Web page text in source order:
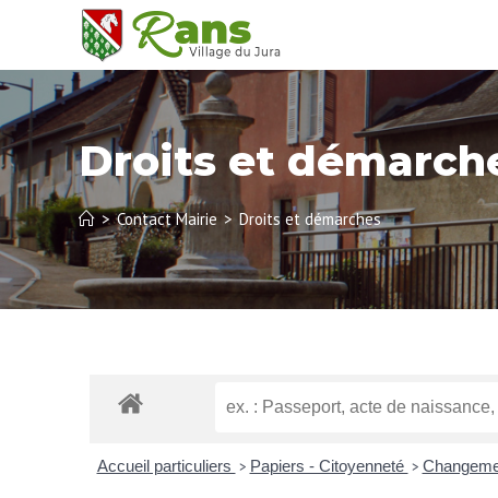
Droits et
> Contact Mairie > Droits et démarches
Accueil particuliers > Papiers - Citoyenneté >